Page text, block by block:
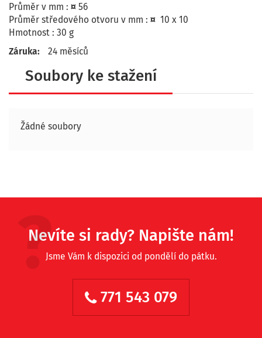
Průměr v mm : ¤ 56
Průměr středového otvoru v mm : ¤ 10 x 10
Hmotnost : 30 g
Záruka:
24 měsíců
Soubory ke stažení
Žádné soubory
Nevíte si rady? Napište nám!
Jsme Vám k dispozici od pondělí do pátku.
771 543 079